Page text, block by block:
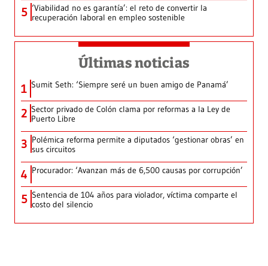
5 ‘Viabilidad no es garantía’: el reto de convertir la
recuperación laboral en empleo sostenible
Últimas noticias
1 Sumit Seth: ‘Siempre seré un buen amigo de Panamá’
2 Sector privado de Colón clama por reformas a la Ley de
Puerto Libre
3 Polémica reforma permite a diputados ‘gestionar obras’ en
sus circuitos
4 Procurador: ‘Avanzan más de 6,500 causas por corrupción’
5 Sentencia de 104 años para violador, víctima comparte el
costo del silencio